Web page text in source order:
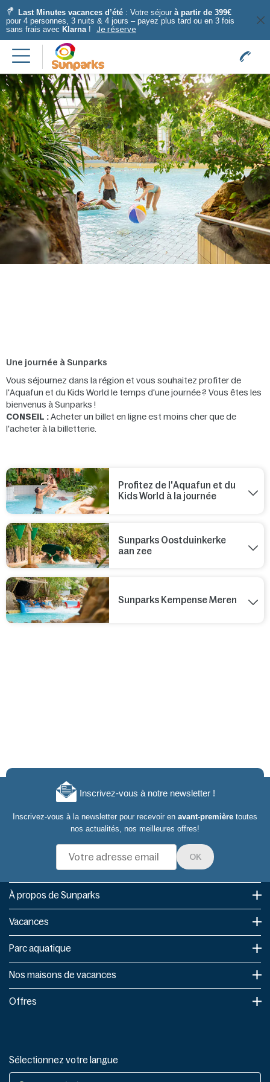
Last Minutes vacances d’été : Votre séjour à partir de 399€
pour 4 personnes, 3 nuits & 4 jours – payez plus tard ou en 3 fois
sans frais avec Klarna! Je réserve
Une journée à Sunparks
Vous séjournez dans la région et vous souhaitez profiter de
l'Aquafun et du Kids World le temps d'une journée ? Vous êtes les
bienvenus à Sunparks !
CONSEIL :Acheter un billet en ligne est moins cher que de
l'acheter à la billetterie.
Profitez de l'Aquafun et du
Kids World à la journée
Sunparks Oostduinkerke
aan zee
Sunparks Kempense Meren
Inscrivez-vous à notre newsletter !
Inscrivez-vous à la newsletter pour recevoir en avant-première toutes
nos actualités, nos meilleures offres!
OK
À propos de Sunparks
Vacances
Parc aquatique
Nos maisons de vacances
Offres
Sélectionnez votre langue